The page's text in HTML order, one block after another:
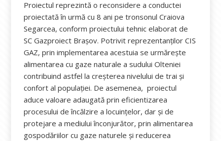
Proiectul reprezintă o reconsidere a conductei
proiectată în urmă cu 8 ani pe tronsonul Craiova
Segarcea, conform proiectului tehnic elaborat de
SC Gazproiect Brașov. Potrivit reprezentanților CIS
GAZ, prin implementarea acestuia se urmărește
alimentarea cu gaze naturale a sudului Olteniei
contribuind astfel la creșterea nivelului de trai și
confort al populației. De asemenea, proiectul
aduce valoare adaugată prin eficientizarea
procesului de încălzire a locuințelor, dar și de
protejare a mediului înconjurător, prin alimentarea
gospodăriilor cu gaze naturele și reducerea